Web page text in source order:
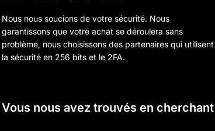
Nous nous soucions de votre sécurité. Nous
garantissons que votre achat se déroulera sans
problème, nous choisissons des partenaires qui utilisent
la sécurité en 256 bits et le 2FA.
Vous nous avez trouvés en cherchant